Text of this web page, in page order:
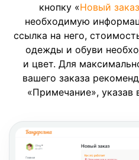
кнопку «Новый заказ
необходимую
ссылка на него,
одежды и обуви
и цвет. Для
вашего заказа
«Примечание», указав